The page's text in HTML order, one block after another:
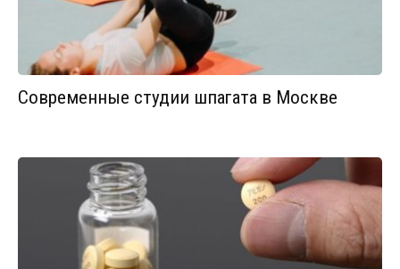
Современные студии шпагата в Москве